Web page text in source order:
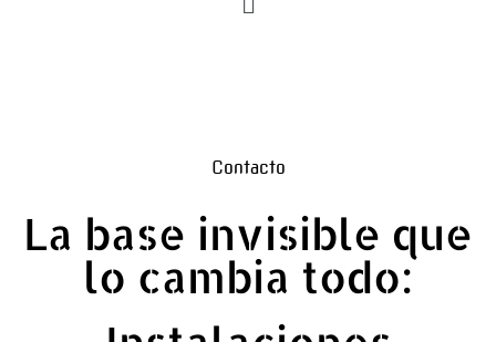
Contacto
La base invisible que
lo cambia todo: